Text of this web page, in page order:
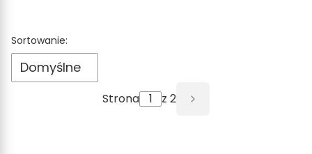
Lista produktów
Sortowanie:
Domyślne
Strona z 2 Następne